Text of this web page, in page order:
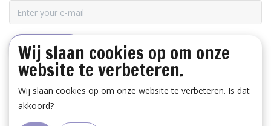
ABONNEER
Wij slaan cookies op om onze
website te verbeteren.
Wij slaan cookies op om onze website te verbeteren. Is dat
akkoord?